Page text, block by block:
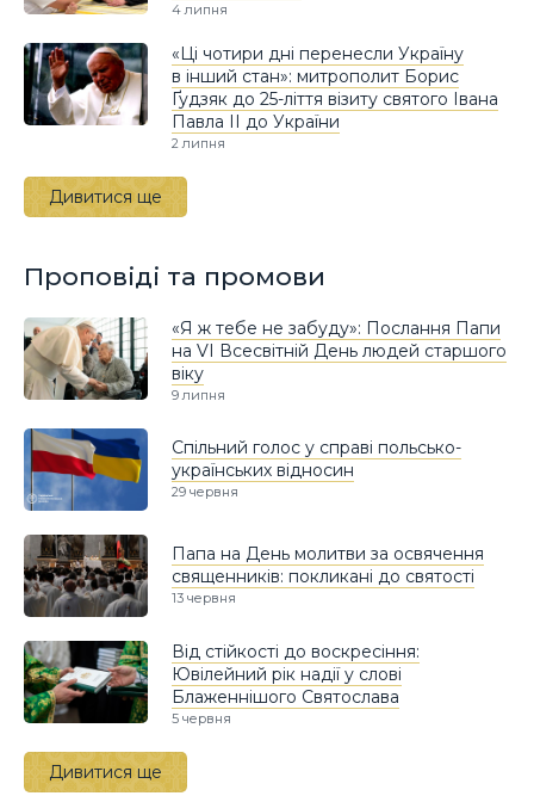
4 липня
«Ці чотири дні перенесли Україну
в інший стан»: митрополит Борис
Ґудзяк до 25-ліття візиту святого Івана
Павла ІІ до України
2 липня
Дивитися ще
Проповіді та промови
«Я ж тебе не забуду»: Послання Папи
на VI Всесвітній День людей старшого
віку
9 липня
Спільний голос у справі польсько-
українських відносин
29 червня
Папа на День молитви за освячення
священників: покликані до святості
13 червня
Від стійкості до воскресіння:
Ювілейний рік надії у слові
Блаженнішого Святослава
5 червня
Дивитися ще